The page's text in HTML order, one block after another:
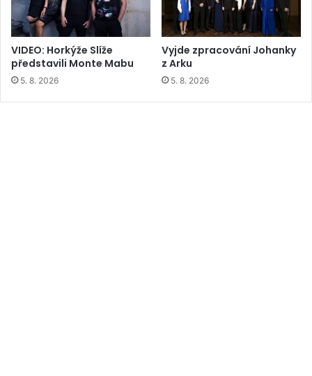
VIDEO: Horkýže Slíže
představili Monte Mabu
5. 8. 2026
Vyjde zpracování Johanky
z Arku
5. 8. 2026